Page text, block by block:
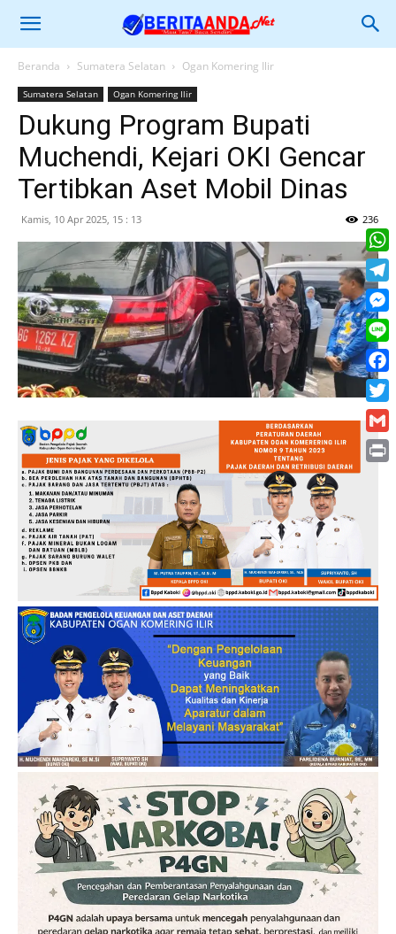
Beranda Sumatera Selatan Ogan Komering Ilir
Sumatera Selatan Ogan Komering Ilir
Dukung Program Bupati
Muchendi, Kejari OKI Gencar
Tertibkan Aset Mobil Dinas
Kamis, 10 Apr 2025, 15 : 13 236
Line